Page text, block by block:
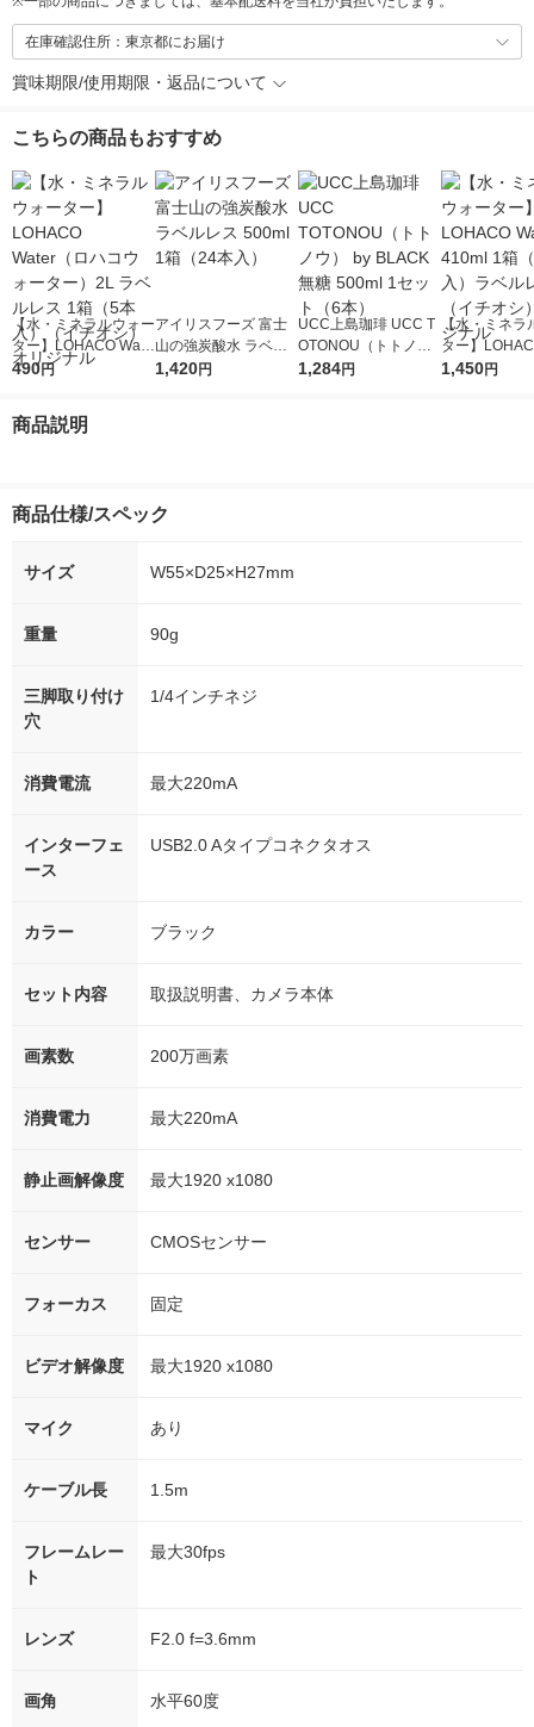
在庫確認住所：東京都にお届け
賞味期限/使用期限・返品について
こちらの商品もおすすめ
【水・ミネラルウォー
ター】LOHACO Wate
r（ロハコウォータ
シ） オリジナル
490円
アイリスフーズ 富士
山の強炭酸水 ラベル
レス 500ml 1箱（24
1,420円
UCC上島珈琲 UCC T
OTONOU（トトノ
ウ） by BLACK無糖 5
1,284円
【水・ミネラ
ター】
r 410ml 1箱（
1,450円
商品説明
商品仕様/スペック
サイズ W55×D25×H27mm
重量 90g
三脚取り付け
穴
1/4インチネジ
消費電流 最大220mA
インターフェ
ース
USB2.0 Aタイプコネクタオス
カラー ブラック
セット内容 取扱説明書、カメラ本体
画素数 200万画素
消費電力 最大220mA
静止画解像度 最大1920 x1080
センサー CMOSセンサー
フォーカス 固定
ビデオ解像度 最大1920 x1080
マイク あり
ケーブル長 1.5m
フレームレー
ト
最大30fps
レンズ F2.0 f=3.6mm
画角 水平60度